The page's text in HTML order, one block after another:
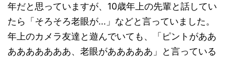
年だと思っていますが、10歳年上の先輩と話してい
たら「そろそろ老眼が...」などと言っていました。
年上のカメラ友達と遊んでいても、「ピントがああ
あああああああ、老眼があああああ」と言っている